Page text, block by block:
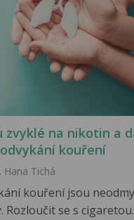
zvyklé na nikotin a
kouření
Hana Tichá
kouření jsou
Rozloučit se s